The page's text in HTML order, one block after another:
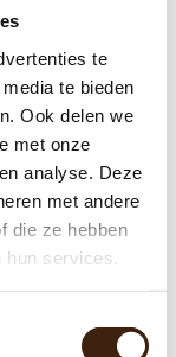
te
te bieden
Ook delen we
met onze
analyse. Deze
met andere
die ze hebben
services.